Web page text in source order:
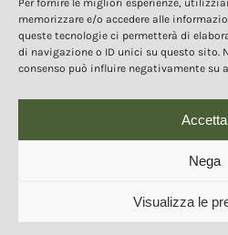
Per fornire le migliori esperienze,
memorizzare e/o accedere alle
queste tecnologie ci permetterà di
di navigazione o ID unici su questo sito.
consenso può influire negativamente su
Accetta
Nega
Visualizza le
53100 Siena (Si) Italy
Tel. +39 0577 1503049
proprietà della Fondazione
copia, la riproduzione, la